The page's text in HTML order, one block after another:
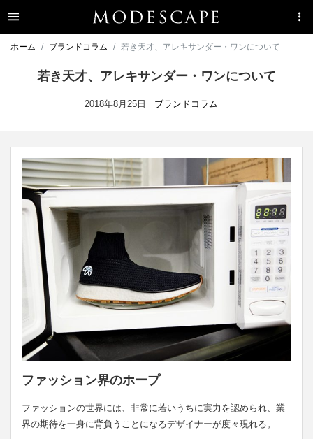
ホーム ブランドコラム 若き天才、アレキサンダー・ワンについて
若き天才、アレキサンダー・ワンについて
2018年8月25日 ブランドコラム
ファッション界のホープ
ファッションの世界には、非常に若いうちに実力を認められ、業
界の期待を一身に背負うことになるデザイナーが度々現れる。